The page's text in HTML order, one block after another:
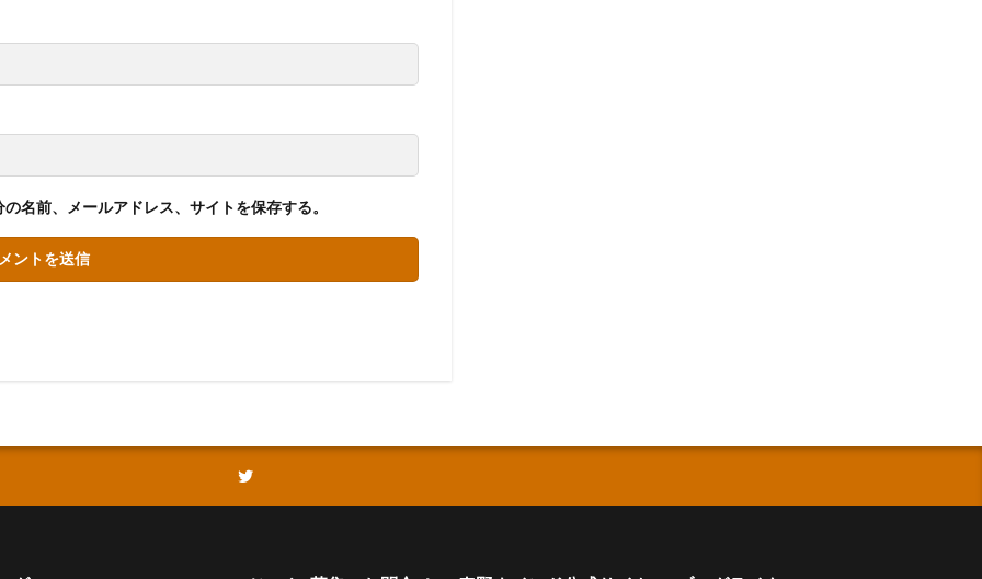
名前、メールアドレス、サイトを保存する。